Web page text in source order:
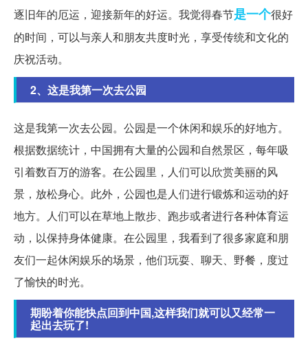
逐旧年的厄运，迎接新年的好运。我觉得春节是一个很好
的时间，可以与亲人和朋友共度时光，享受传统和文化的
庆祝活动。
2、这是我第一次去公园
这是我第一次去公园。公园是一个休闲和娱乐的好地方。
根据数据统计，中国拥有大量的公园和自然景区，每年吸
引着数百万的游客。在公园里，人们可以欣赏美丽的风
景，放松身心。此外，公园也是人们进行锻炼和运动的好
地方。人们可以在草地上散步、跑步或者进行各种体育运
动，以保持身体健康。在公园里，我看到了很多家庭和朋
友们一起休闲娱乐的场景，他们玩耍、聊天、野餐，度过
了愉快的时光。
期盼着你能快点回到中国,这样我们就可以又经常一
起出去玩了!